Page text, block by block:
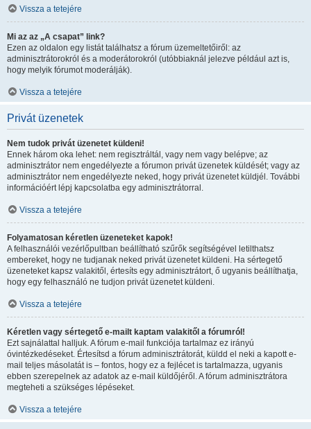
Vissza a tetejére
Mi az az „A csapat” link?
Ezen az oldalon egy listát találhatsz a fórum üzemeltetőiről: az
adminisztrátorokról és a moderátorokról (utóbbiaknál jelezve például azt is,
hogy melyik fórumot moderálják).
Vissza a tetejére
Privát üzenetek
Nem tudok privát üzenetet küldeni!
Ennek három oka lehet: nem regisztráltál, vagy nem vagy belépve; az
adminisztrátor nem engedélyezte a fórumon privát üzenetek küldését; vagy az
adminisztrátor nem engedélyezte neked, hogy privát üzenetet küldjél. További
információért lépj kapcsolatba egy adminisztrátorral.
Vissza a tetejére
Folyamatosan kéretlen üzeneteket kapok!
A felhasználói vezérlőpultban beállítható szűrők segítségével letilthatsz
embereket, hogy ne tudjanak neked privát üzenetet küldeni. Ha sértegető
üzeneteket kapsz valakitől, értesíts egy adminisztrátort, ő ugyanis beállíthatja,
hogy egy felhasználó ne tudjon privát üzenetet küldeni.
Vissza a tetejére
Kéretlen vagy sértegető e-mailt kaptam valakitől a fórumról!
Ezt sajnálattal halljuk. A fórum e-mail funkciója tartalmaz ez irányú
óvintézkedéseket. Értesítsd a fórum adminisztrátorát, küldd el neki a kapott e-
mail teljes másolatát is – fontos, hogy ez a fejlécet is tartalmazza, ugyanis
ebben szerepelnek az adatok az e-mail küldőjéről. A fórum adminisztrátora
megteheti a szükséges lépéseket.
Vissza a tetejére